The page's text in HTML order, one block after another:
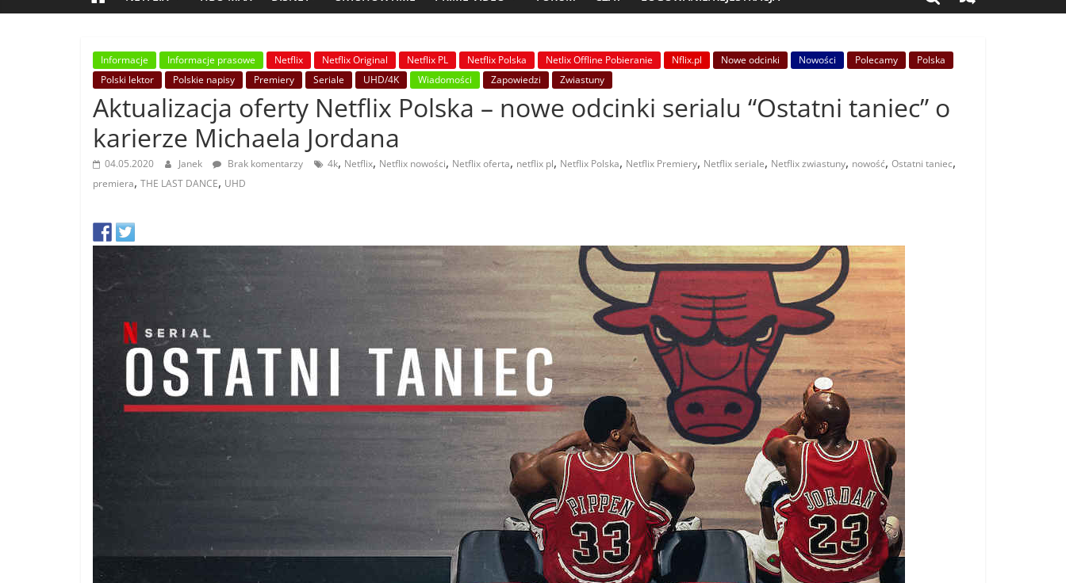
Informacje Informacje prasowe Netflix Netflix Original Netflix PL Netflix Polska Netlix Offline Pobieranie Nflix.pl Nowe odcinki Nowości Polecamy
Polska
Polski lektor
Polskie napisy Premiery Seriale UHD/4K Wiadomości Zapowiedzi Zwiastuny
Aktualizacja oferty Netflix Polska – nowe odcinki serialu “Ostatni taniec” o
karierze Michaela Jordana
04.05.2020 Janek Brak komentarzy 4k, Netflix, Netflix nowości, Netflix oferta, netflix pl, Netflix Polska, Netflix Premiery, Netflix seriale, Netflix zwiastuny, nowość, Ostatni taniec,
premiera, THE LAST DANCE, UHD